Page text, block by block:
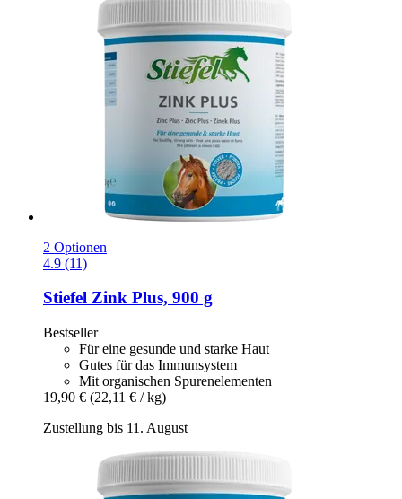
2 Optionen
4.9 (11)
Stiefel Zink Plus, 900 g
Bestseller
Für eine gesunde und starke Haut
Gutes für das Immunsystem
Mit organischen Spurenelementen
19,90 € (22,11 € / kg)
Zustellung bis 11. August